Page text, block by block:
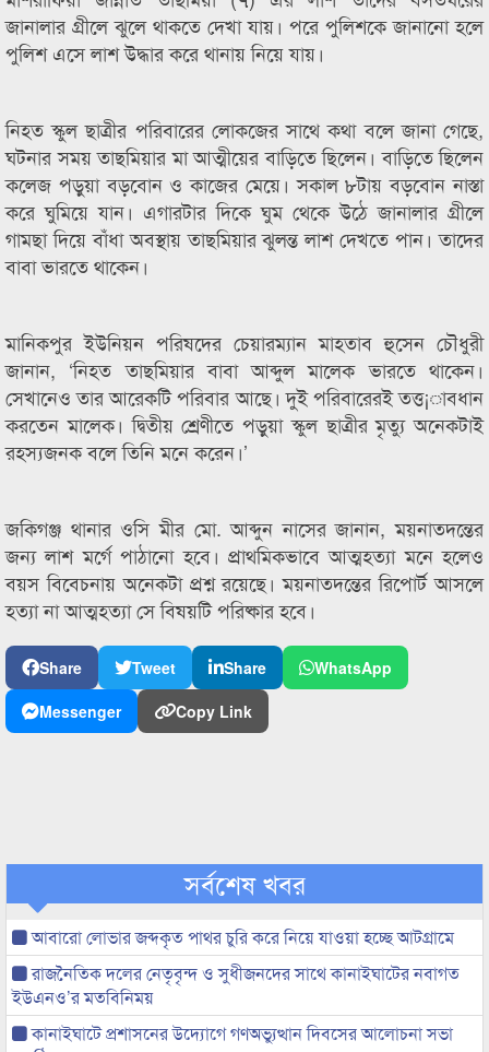
জানালার গ্রীলে ঝুলে থাকতে দেখা যায়। পরে পুলিশকে জানানো হলে
পুলিশ এসে লাশ উদ্ধার করে থানায় নিয়ে যায়।
নিহত স্কুল ছাত্রীর পরিবারের লোকজের সাথে কথা বলে জানা গেছে,
ঘটনার সময় তাছমিয়ার মা আত্মীয়ের বাড়িতে ছিলেন। বাড়িতে ছিলেন
কলেজ পড়ুয়া বড়বোন ও কাজের মেয়ে। সকাল ৮টায় বড়বোন নাস্তা
করে ঘুমিয়ে যান। এগারটার দিকে ঘুম থেকে উঠে জানালার গ্রীলে
গামছা দিয়ে বাঁধা অবস্থায় তাছমিয়ার ঝুলন্ত লাশ দেখতে পান। তাদের
বাবা ভারতে থাকেন।
মানিকপুর ইউনিয়ন পরিষদের চেয়ারম্যান মাহতাব হুসেন চৌধুরী
জানান, ‘নিহত তাছমিয়ার বাবা আব্দুল মালেক ভারতে থাকেন।
সেখানেও তার আরেকটি পরিবার আছে। দুই পরিবারেরই তত্ত¡াবধান
করতেন মালেক। দ্বিতীয় শ্রেণীতে পড়ুয়া স্কুল ছাত্রীর মৃত্যু অনেকটাই
রহস্যজনক বলে তিনি মনে করেন।’
জকিগঞ্জ থানার ওসি মীর মো. আব্দুন নাসের জানান, ময়নাতদন্তের
জন্য লাশ মর্গে পাঠানো হবে। প্রাথমিকভাবে আত্মহত্যা মনে হলেও
বয়স বিবেচনায় অনেকটা প্রশ্ন রয়েছে। ময়নাতদন্তের রিপোর্ট আসলে
হত্যা না আত্মহত্যা সে বিষয়টি পরিষ্কার হবে।
Share Tweet Share
WhatsApp
Messenger
Copy Link
সর্বশেষ খবর
আবারো লোভার জব্দকৃত পাথর চুরি করে নিয়ে যাওয়া হচ্ছে আটগ্রামে
রাজনৈতিক দলের নেতৃবৃন্দ ও সুধীজনদের সাথে কানাইঘাটের নবাগত
ইউএনও’র মতবিনিময়
কানাইঘাটে প্রশাসনের উদ্যোগে গণঅভ্যুত্থান দিবসের আলোচনা সভা